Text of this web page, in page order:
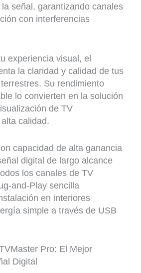
señal, garantizando canales
con interferencias
experiencia visual, el
la claridad y calidad de tus
Su rendimiento
lo convierten en la solución
de TV
calidad.
capacidad de alta ganancia
digital de largo alcance
los canales de TV
and-Play sencilla
en interiores
simple a través de USB
Pro: El Mejor
Digital